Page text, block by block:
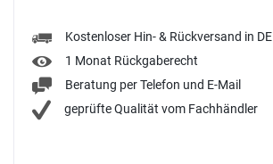
Kostenloser Hin- & Rückversand in DE
1 Monat Rückgaberecht
Beratung per Telefon und E-Mail
geprüfte Qualität vom Fachhändler